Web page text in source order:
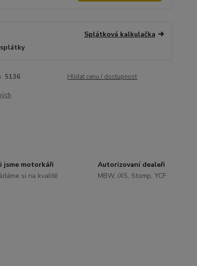
Splátková kalkulačka
5136 Hlídat cenu / dostupnost
jsme motorkáři
si na kvalitě
Autorizovaní dealeři
MBW, iXS, Stomp, YCF